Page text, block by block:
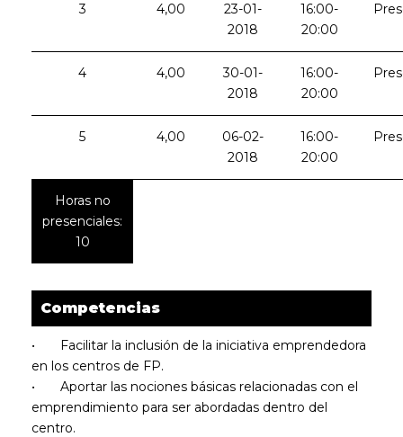
3 4,00
23-01-
2018
16:00-
20:00
4 4,00
30-01-
2018
16:00-
20:00
5 4,00
06-02-
2018
16:00-
20:00
Horas no
presenciales:
10
Competencias
•
Facilitar la inclusión de la iniciativa emprendedora
en los centros de FP.
•
Aportar las nociones básicas relacionadas con el
emprendimiento para ser abordadas dentro del
centro.